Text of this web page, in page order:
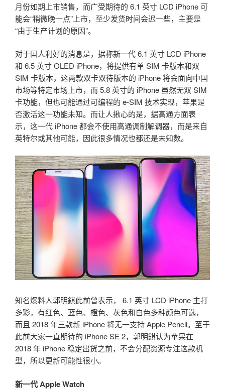
月份如期上市销售，而广受期待的 6.1 英寸 LCD iPhone 可
能会“稍微晚一点”上市，至少发货时间会迟一些，主要是
“由于生产计划的原因”。
对于国人利好的消息是，据称新一代 6.1 英寸 LCD iPhone
和 6.5 英寸 OLED iPhone，将提供有单 SIM 卡版本和双
SIM 卡版本，这两款双卡双待版本的 iPhone 将会面向中国
市场等特定市场上市，而 5.8 英寸的 iPhone 虽然无双 SIM
卡功能，但也可能通过可编程的 e-SIM 技术实现，苹果是
否激活这一功能未知。而让人揪心的是，据高通方面表
示，这一代 iPhone 都会不使用高通调制解调器，而是来自
英特尔或其他可能，因此很多情况也都还是未知数。
知名爆料人郭明錤此前曾表示， 6.1 英寸 LCD iPhone 主打
多彩，有红色、蓝色、橙色、灰色和白色多种颜色可选，
而且 2018 年三款新 iPhone 将无一支持 Apple Pencil。至于
此前大家一直期待的 iPhone SE 2，郭明錤认为苹果在
2018 年 iPhone 稳定出货之前，不会分配资源专注这款机
型，所以更新可能性很小。
新一代 Apple Watch